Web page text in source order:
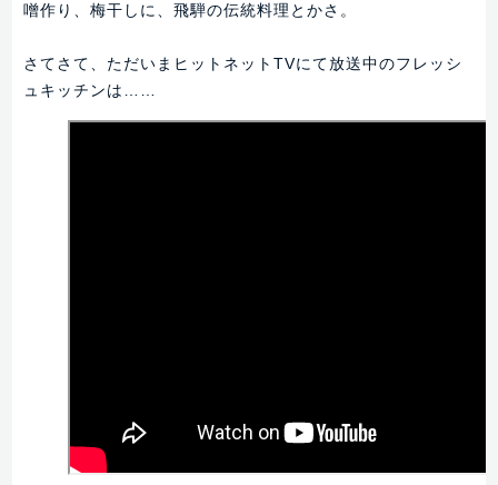
噌作り、梅干しに、飛騨の伝統料理とかさ。
さてさて、ただいまヒットネットTVにて放送中のフレッシ
ュキッチンは……